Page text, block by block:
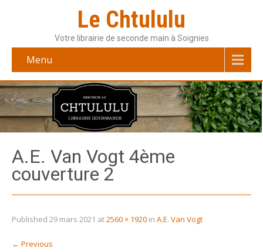
Le Chtululu
Votre librairie de seconde main à Soignies
Menu
A.E. Van Vogt 4ème
couverture 2
Published 29 mars 2021 at2560 × 1920 in A.E. Van Vogt
← Previous